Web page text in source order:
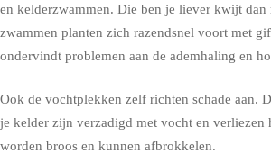
en kelderzwammen. Die ben je liever kwijt dan
zwammen planten zich razendsnel voort met
ondervindt problemen aan de ademhaling en
Ook de vochtplekken zelf richten schade aan.
je kelder zijn verzadigd met vocht en verliezen
worden broos en kunnen afbrokkelen.